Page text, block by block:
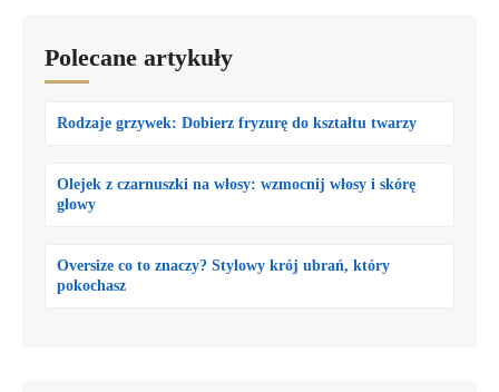
Polecane artykuły
Rodzaje grzywek: Dobierz fryzurę do kształtu twarzy
Olejek z czarnuszki na włosy: wzmocnij włosy i skórę
głowy
Oversize co to znaczy? Stylowy krój ubrań, który
pokochasz